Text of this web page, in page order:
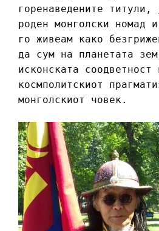
горенаведените титули,
роден монголски номад
го живеам како
да сум на планетата
исконската соодветност
космполитскиот
монголскиот човек.